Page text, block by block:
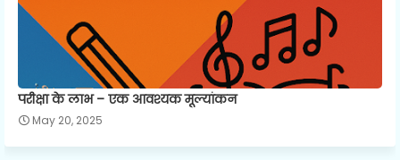
परीक्षा के लाभ – एक आवश्यक मूल्यांकन
May 20, 2025